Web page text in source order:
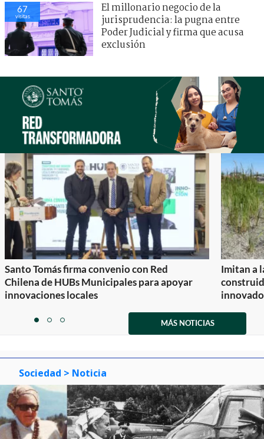
67
visitas
El millonario negocio de la
jurisprudencia: la pugna entre
Poder Judicial y firma que acusa
exclusión
Santo Tomás firma convenio con Red
Chilena de HUBs Municipales para apoyar
innovaciones locales
Imitan a
itemitemitem
MÁS NOTICIAS
Sociedad > Noticia